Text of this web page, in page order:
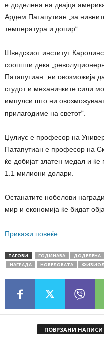
е доделена на двајца
Ардем Патапутиан „за
температура и допир“.
Шведскиот институт
соопшти дека
Патапутиан „ни овозможија
студот и механичките сили
импулси што ни
прилагодиме на светот“.
Џулиус е професор на
Патапутиан е професор на
ќе добијат златен медал и
1.1 милиони долари.
Останатите нобелови
мир и економија ќе бидат
Прикажи повеќе
ТАГОВИ ГОДИНАВА ДОДЕЛЕНА
НАГРАДА
НОБЕЛОВАТА
ПОВРЗАНИ НАПИСИ